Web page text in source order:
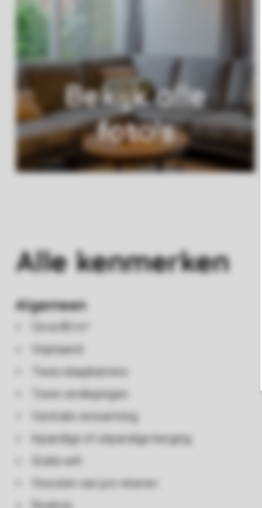
Bekijk alle
foto's
Allekenmerken
Algemeen
Circa 80 m²
Vrijstaand
Twee slaapkamers
Twee verdiepingen
Centrale verwarming
Inpandige of uitpandige berging
Gratis wifi
Voorzien van pvc vloeren